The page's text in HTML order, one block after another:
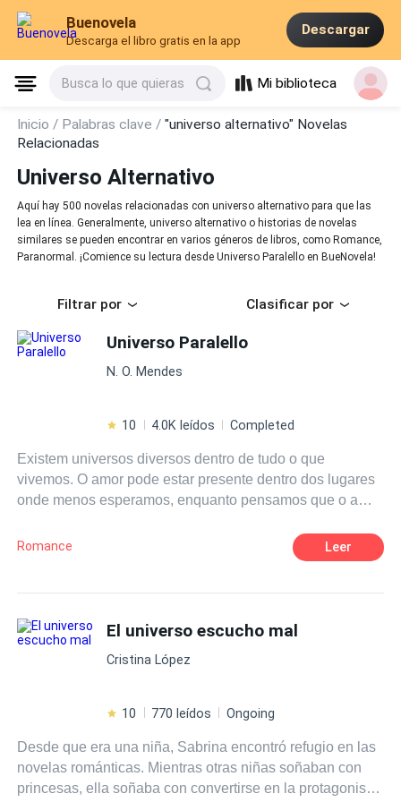
Buenovela
Descarga el libro gratis en la app
Descargar
Busca lo que quieras Mi biblioteca
Inicio / Palabras clave /"universo alternativo" Novelas
Relacionadas
Universo Alternativo
Aquí hay 500 novelas relacionadas con universo alternativo para que las
lea en línea. Generalmente, universo alternativo o historias de novelas
similares se pueden encontrar en varios géneros de libros, como Romance,
Paranormal. ¡Comience su lectura desde Universo Paralello en BueNovela!
Filtrar por Clasificar por
Universo Paralello
N. O. Mendes
10 4.0K leídos Completed
Existem universos diversos dentro de tudo o que
vivemos. O amor pode estar presente dentro dos lugares
onde menos esperamos, enquanto pensamos que o amor
ele pode ocorrer de uma maneira completamente
somos livres, a vida real pode nos prender. O Marcos e a
Samanta tem muito o que aprender e dependendo da
forma que acreditarem eles irão escolher se deverão
algum universo paralello?
Romance Leer
El universo escucho mal
Cristina López
10 770 leídos Ongoing
Desde que era una niña, Sabrina encontró refugio en las
novelas románticas. Mientras otras niñas soñaban con
princesas, ella soñaba con convertirse en la protagonista